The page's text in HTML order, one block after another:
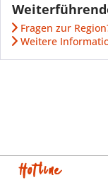
Fragen zur
Weitere
Hotline